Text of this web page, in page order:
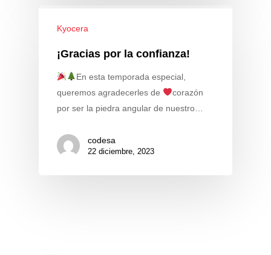
Kyocera
¡Gracias por la confianza!
En esta temporada especial,
queremos agradecerles de
corazón
por ser la piedra angular de nuestro…
codesa
22 diciembre, 2023